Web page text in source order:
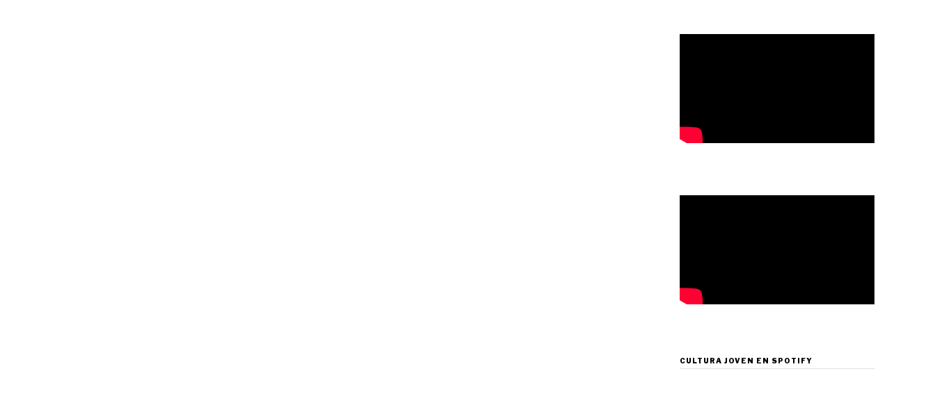
CULTURA JOVEN EN SPOTIFY